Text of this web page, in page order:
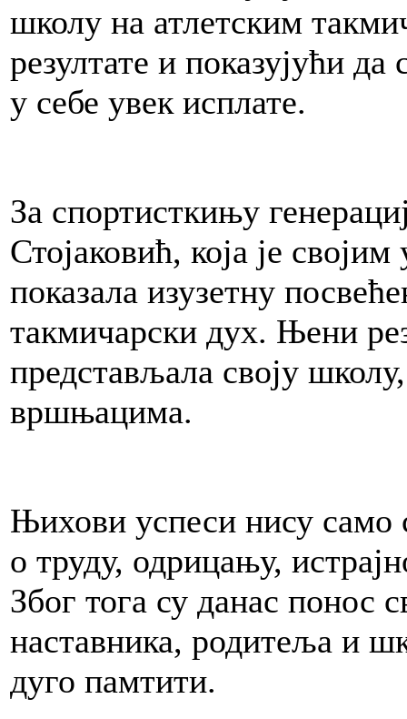
школу на атлетским
резултате и показујући
у себе увек исплате.
За спортисткињу
Стојаковић, која је
показала изузетну
такмичарски дух. Њени
представљала своју
вршњацима.
Њихови успеси нису само
о труду, одрицању,
Због тога су данас понос
наставника, родитеља и
дуго памтити.